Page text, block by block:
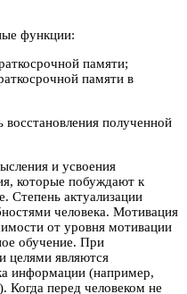
функции:
памяти;
памяти в
полученной
и усвоения
которые побуждают к
Степень актуализации
человека. Мотивация
от уровня мотивации
обучение. При
целями являются
информации (например,
Когда перед человеком не